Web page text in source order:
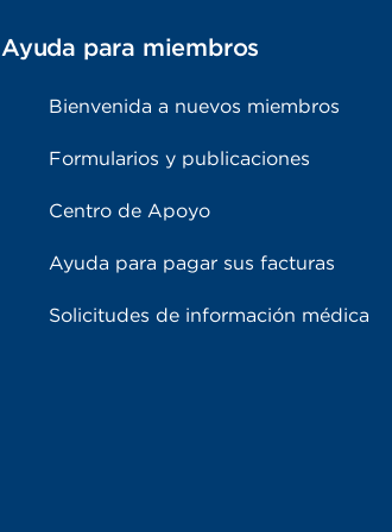
Ayuda para miembros
Bienvenida a nuevos miembros
Formularios y publicaciones
Centro de Apoyo
Ayuda para pagar sus facturas
Solicitudes de información médica